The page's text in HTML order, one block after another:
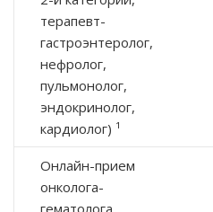
терапевт-
гастроэнтеролог,
нефролог,
пульмонолог,
эндокринолог,
кардиолог) ¹
Онлайн-прием
онколога-
гематолога